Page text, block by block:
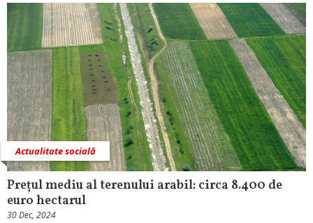
Actualitate socială
Prețul mediu al terenului arabil: circa 8.400 de
euro hectarul
30 Dec, 2024